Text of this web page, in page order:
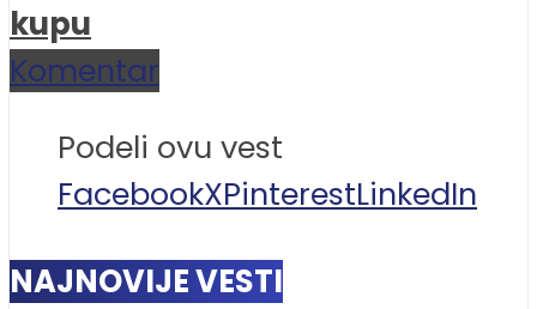
kupu
Komentar
Podeli ovu vest
FacebookXPinterestLinkedIn
NAJNOVIJE VESTI